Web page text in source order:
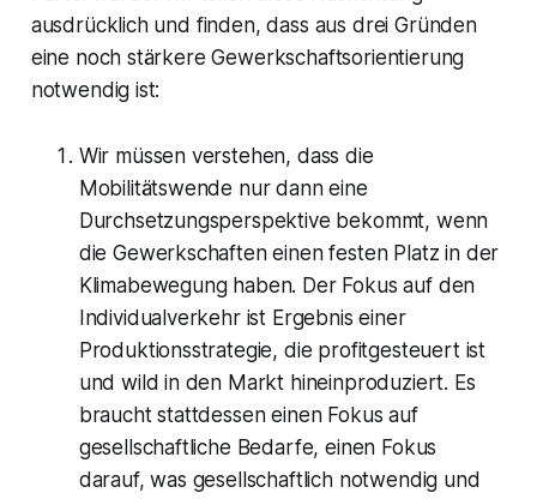
ausdrücklich und finden, dass aus drei Gründen
eine noch stärkere Gewerkschaftsorientierung
notwendig ist:
Wir müssen verstehen, dass die
Mobilitätswende nur dann eine
Durchsetzungsperspektive bekommt, wenn
die Gewerkschaften einen festen Platz in der
Klimabewegung haben. Der Fokus auf den
Individualverkehr ist Ergebnis einer
Produktionsstrategie, die profitgesteuert ist
und wild in den Markt hineinproduziert. Es
braucht stattdessen einen Fokus auf
gesellschaftliche Bedarfe, einen Fokus
darauf, was gesellschaftlich notwendig und